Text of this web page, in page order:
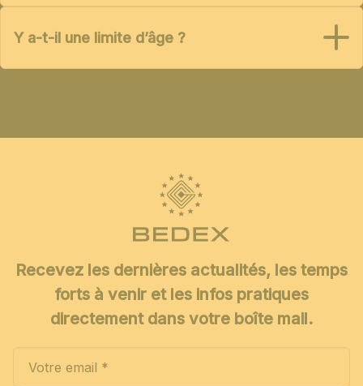
Y a-t-il une limite d’âge ?
Recevez les dernières actualités, les temps
forts à venir et les infos pratiques
directement dans votre boîte mail.